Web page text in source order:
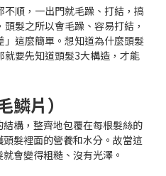
順，一出門就毛躁、打結，搞
髮之所以會毛躁、容易打結，
這麼簡單。想知道為什麼頭髮
要先知道頭髮3大構造，才能
鱗片）
構，整齊地包覆在每根髮絲的
髮裡面的營養和水分。故當這
會變得粗糙、沒有光澤。